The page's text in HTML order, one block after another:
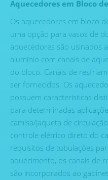
Aquecedores em Bloco
Os aquecedores em bloco
uma opção para vasos de
aquecedores são usinados
alumínio com canais de
do bloco. Canais de
ser fornecidos. Os
possuem características
para determinadas
camisa/jaqueta de
controle elétrico direto do
requisitos de tubulações
aquecimento, os canais de
são incorporados ao